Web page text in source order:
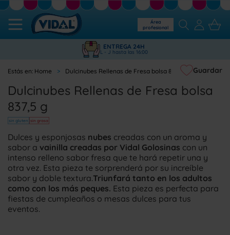
Área
profesional
ENTREGA 24H
L - J hasta las 16:00
Home Dulcinubes Rellenas de Fresa bolsa 837,5 g
Dulcinubes Rellenas de Fresa bolsa
837,5 g
sin gluten sin grasa
Guardar
Dulces y esponjosas nubes creadas con un aroma y
sabor a vainilla creadas por Vidal Golosinas con un
intenso relleno sabor fresa que te hará repetir una y
otra vez. Esta pieza te sorprenderá por su increíble
sabor y doble textura.Triunfará tanto en los adultos
como con los más peques. Esta pieza es perfecta para
fiestas de cumpleaños o mesas dulces para tus
eventos.